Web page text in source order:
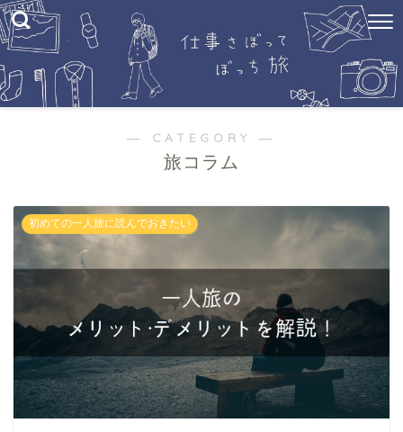
― CATEGORY ―
旅コラム
初めての一人旅に読んでおきたい